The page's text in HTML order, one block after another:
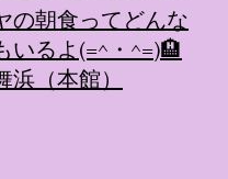
の朝食ってどんな
いるよ(=^・^=)🏨
（本館）